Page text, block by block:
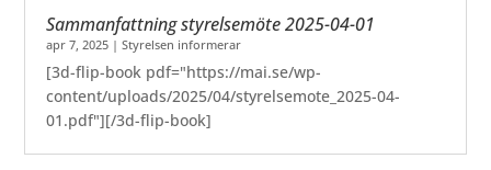
Sammanfattning styrelsemöte 2025-04-01
apr 7, 2025 |Styrelsen informerar
[3d-flip-book pdf="https://mai.se/wp-
content/uploads/2025/04/styrelsemote_2025-04-
01.pdf"][/3d-flip-book]